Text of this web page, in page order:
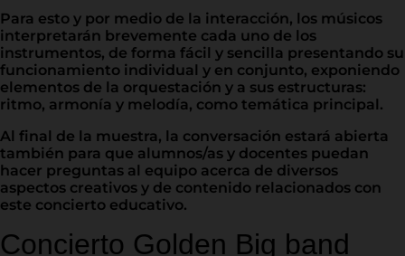
Para esto y por medio de la interacción, los músicos
interpretarán brevemente cada uno de los
instrumentos, de forma fácil y sencilla presentando su
funcionamiento individual y en conjunto, exponiendo
elementos de la orquestación y a sus estructuras:
ritmo, armonía y melodía, como temática principal.
Al final de la muestra, la conversación estará abierta
también para que alumnos/as y docentes puedan
hacer preguntas al equipo acerca de diversos
aspectos creativos y de contenido relacionados con
este concierto educativo.